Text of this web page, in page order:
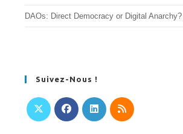
DAOs: Direct Democracy or Digital Anarchy?
Suivez-Nous !